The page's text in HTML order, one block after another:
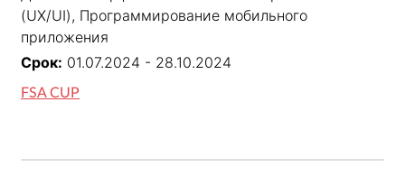
(UX/UI), Программирование мобильного
приложения
Срок: 01.07.2024 - 28.10.2024
FSA CUP